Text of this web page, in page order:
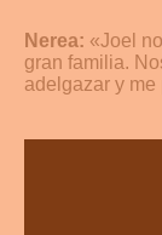
Nerea: «Joel
gran familia.
adelgazar y